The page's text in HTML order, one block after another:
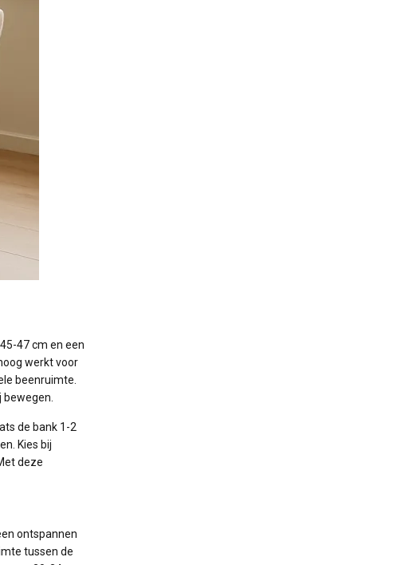
47 cm en een
werkt voor
beenruimte.
de bank 1-2
Kies bij
deze
ontspannen
tussen de